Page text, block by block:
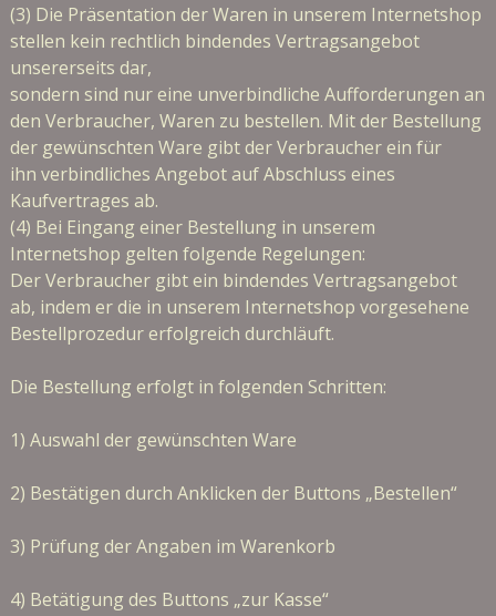
(3) Die Präsentation der Waren in unserem Internetshop
stellen kein rechtlich bindendes Vertragsangebot
unsererseits dar,
sondern sind nur eine unverbindliche Aufforderungen an
den Verbraucher, Waren zu bestellen. Mit der Bestellung
der gewünschten Ware gibt der Verbraucher ein für
ihn verbindliches Angebot auf Abschluss eines
Kaufvertrages ab.
(4) Bei Eingang einer Bestellung in unserem
Internetshop gelten folgende Regelungen:
Der Verbraucher gibt ein bindendes Vertragsangebot
ab, indem er die in unserem Internetshop vorgesehene
Bestellprozedur erfolgreich durchläuft.
Die Bestellung erfolgt in folgenden Schritten:
1) Auswahl der gewünschten Ware
2) Bestätigen durch Anklicken der Buttons „Bestellen“
3) Prüfung der Angaben im Warenkorb
4) Betätigung des Buttons „zur Kasse“